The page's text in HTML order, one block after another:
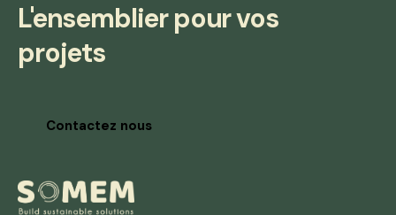
L'ensemblier pour vos
projets
Contactez nous